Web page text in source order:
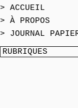
> ACCUEIL
> À PROPOS
> JOURNAL